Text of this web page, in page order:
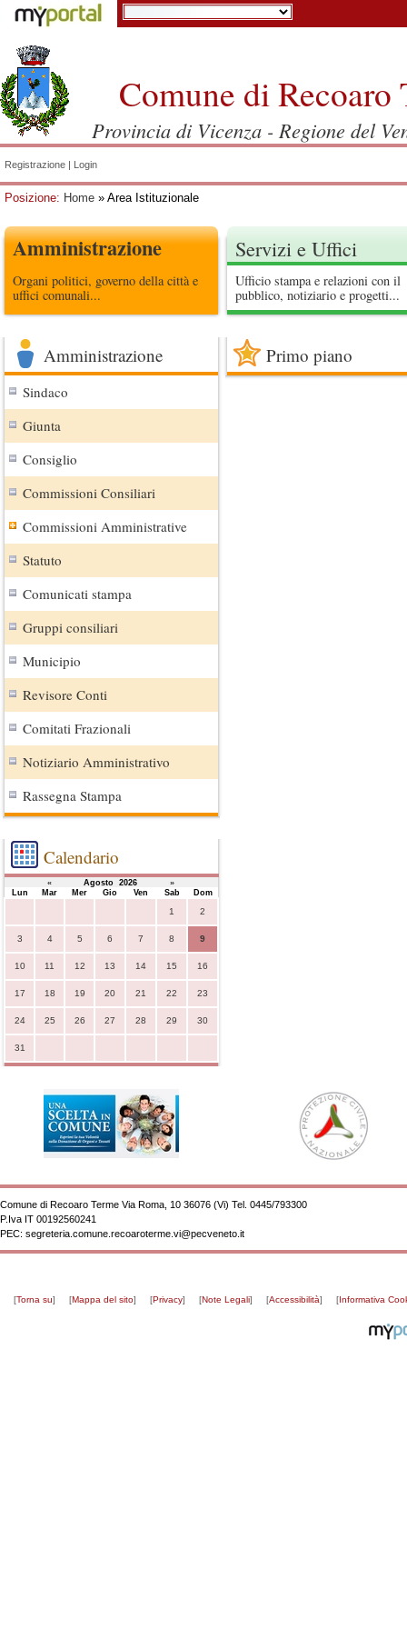
Posizione: Home » Area Istituzionale
Comune di Recoaro
Provincia di Vicenza - Regione del
Registrazione | Login
Amministrazione
Organi politici, governo della città e
uffici comunali...
Servizi e Uffici
Ufficio stampa e relazioni con il
pubblico, notiziario e progetti...
Amministrazione
Sindaco
Giunta
Consiglio
Commissioni Consiliari
Commissioni Amministrative
Statuto
Comunicati stampa
Gruppi consiliari
Municipio
Revisore Conti
Comitati Frazionali
Notiziario Amministrativo
Rassegna Stampa
Calendario
« Agosto 2026
»
Lun
Mar Mer Gio Ven Sab
Dom
1
2
3 4 5 6 7 8 9
10 11 12 13 14 15 16
17 18 19 20 21 22 23
24 25 26 27 28 29 30
31
Primo piano
Comune di Recoaro Terme Via Roma, 10 36076 (Vi) Tel. 0445/793300
P.Iva IT 00192560241
PEC: segreteria.comune.recoaroterme.vi@pecveneto.it
[Torna su] [Mappa del sito] [Privacy] [Note Legali] [Accessibilità] [Informativa